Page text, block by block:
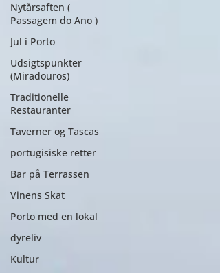
Nytårsaften (
Passagem do Ano )
Jul i Porto
Udsigtspunkter
(Miradouros)
Traditionelle
Restauranter
Taverner og Tascas
portugisiske retter
Bar på Terrassen
Vinens Skat
Porto med en lokal
dyreliv
Kultur